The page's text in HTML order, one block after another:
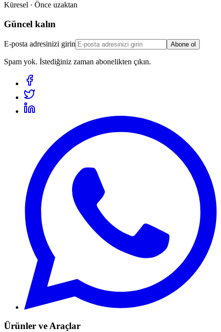
Küresel · Önce uzaktan
Güncel kalın
E-posta adresinizi girin Abone ol
Spam yok. İstediğiniz zaman abonelikten çıkın.
Ürünler ve Araçlar